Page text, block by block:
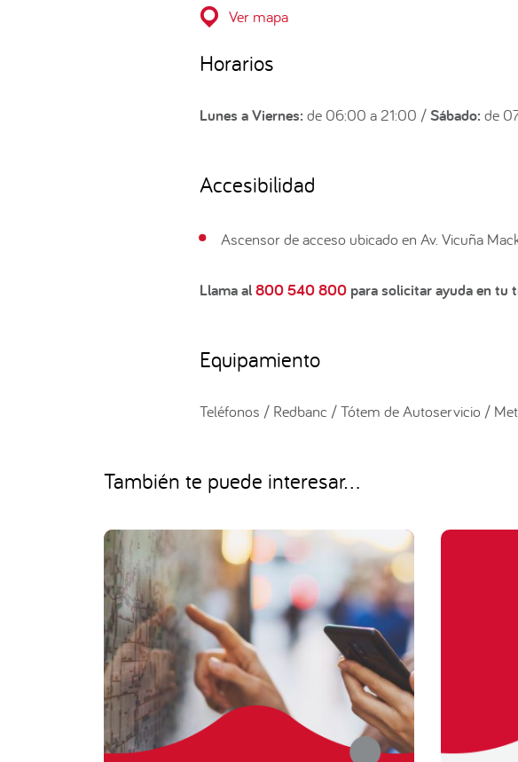
Ver mapa
Horarios
Lunes a Viernes: de 06:00 a 21:00 /Sábado: de
Accesibilidad
Ascensor de acceso ubicado en Av. Vicuña
Llama al800 540 800para solicitar ayuda en tu
Equipamiento
Teléfonos / Redbanc / Tótem de Autoservicio /
También te puede interesar...